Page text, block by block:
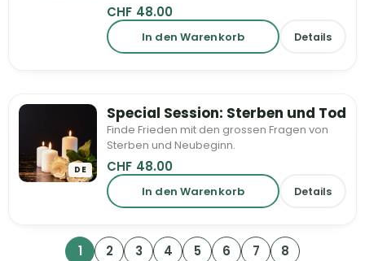
CHF 48.00
In den Warenkorb Details
DE
Special Session: Sterben und Tod
Finde Frieden mit den grossen Fragen von
Sterben und Neubeginn.
CHF 48.00
In den Warenkorb Details
1 2 3 4 5 6 7 8